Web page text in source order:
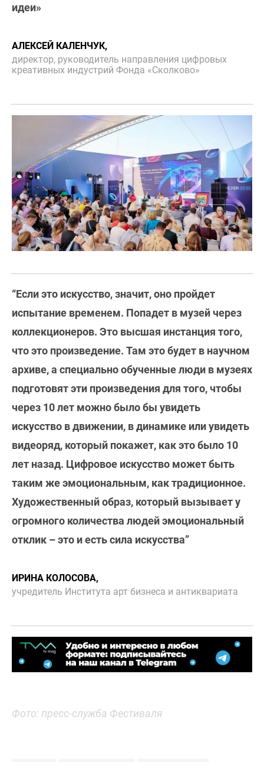
идеи»
АЛЕКСЕЙ КАЛЕНЧУК,
директор, руководитель направления цифровых
креативных индустрий Фонда «Сколково»
“Если это искусство, значит, оно пройдет
испытание временем. Попадет в музей через
коллекционеров. Это высшая инстанция того,
что это произведение. Там это будет в научном
архиве, а специально обученные люди в музеях
подготовят эти произведения для того, чтобы
через 10 лет можно было бы увидеть
искусство в движении, в динамике или увидеть
видеоряд, который покажет, как это было 10
лет назад. Цифровое искусство может быть
таким же эмоциональным, как традиционное.
Художественный образ, который вызывает у
огромного количества людей эмоциональный
отклик – это и есть сила искусства”
ИРИНА КОЛОСОВА,
учредитель Института арт бизнеса и антиквариата
Фото: пресс-служба Фестиваля